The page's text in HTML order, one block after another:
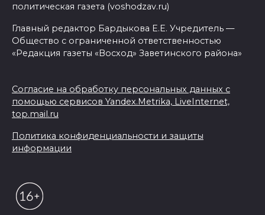
политическая газета (voshodzav.ru)
Главный редактор Бардыкова Е.Е. Учредитель —
Общество с ограниченной ответственностью
«Редакция газеты «Восход» Заветинского района»
Согласие на обработку персональных данных с
помощью сервисов Yandex.Metrika, LiveInternet,
top.mail.ru
Политика конфиденциальности и защиты
информации